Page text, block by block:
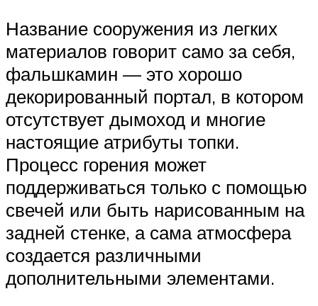
Название сооружения из легких
материалов говорит само за себя,
фальшкамин — это хорошо
декорированный портал, в котором
отсутствует дымоход и многие
настоящие атрибуты топки.
Процесс горения может
поддерживаться только с помощью
свечей или быть нарисованным на
задней стенке, а сама атмосфера
создается различными
дополнительными элементами.